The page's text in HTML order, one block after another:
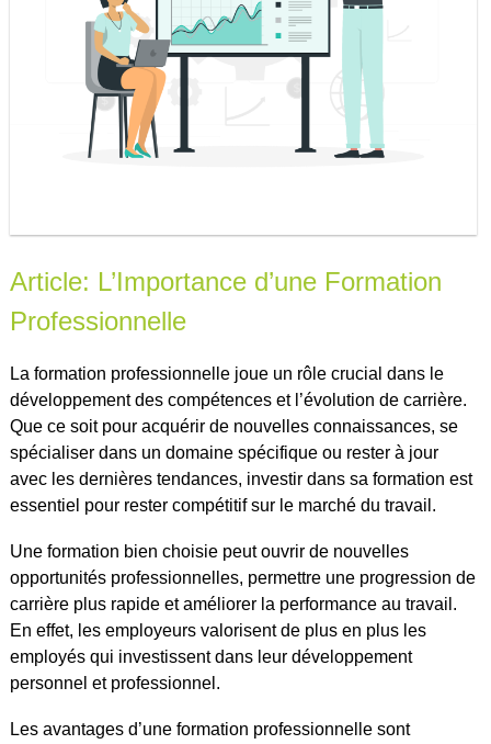
Article: L’Importance d’une Formation
Professionnelle
La formation professionnelle joue un rôle crucial dans le
développement des compétences et l’évolution de carrière.
Que ce soit pour acquérir de nouvelles connaissances, se
spécialiser dans un domaine spécifique ou rester à jour
avec les dernières tendances, investir dans sa formation est
essentiel pour rester compétitif sur le marché du travail.
Une formation bien choisie peut ouvrir de nouvelles
opportunités professionnelles, permettre une progression de
carrière plus rapide et améliorer la performance au travail.
En effet, les employeurs valorisent de plus en plus les
employés qui investissent dans leur développement
personnel et professionnel.
Les avantages d’une formation professionnelle sont